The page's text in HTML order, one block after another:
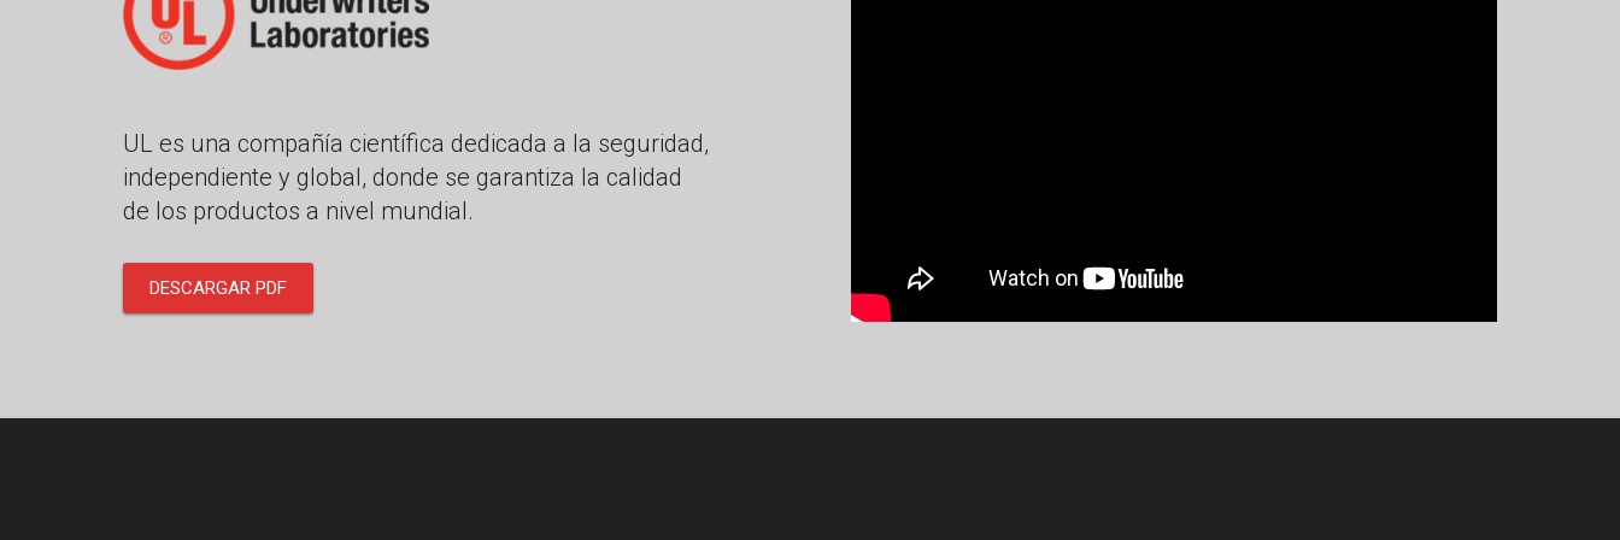
UL es una compañía científica dedicada a la seguridad,
independiente y global, donde se garantiza la calidad
de los productos a nivel mundial.
DESCARGAR PDF